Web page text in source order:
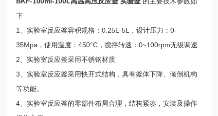
下
1、实验室反应釜容积规格：0.25L-5L，设计压力：0-
35Mpa，使用温度：450°C，搅拌转速：0~100rpm无级调速.
2、实验室反应釜采用不锈钢材质
3、实验室反应釜采用快开式结构，具有釜体下降、倾倒机构
等功能。
4、实验室反应釜的零部件布局合理，结构紧凑，安装及操作